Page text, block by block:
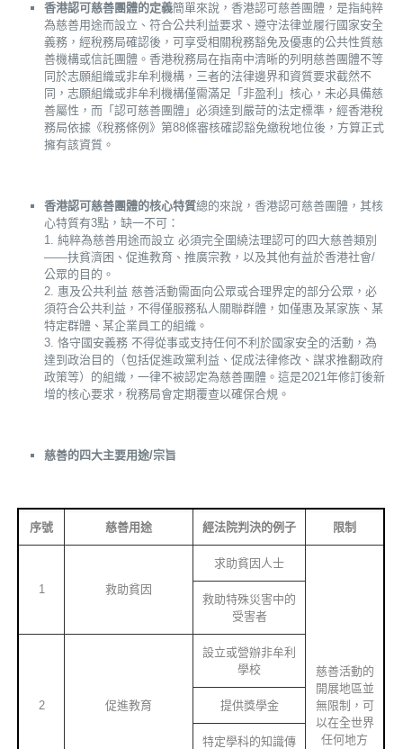
香港認可慈善團體的定義簡單來說，香港認可慈善團體，是指純粹
為慈善用途而設立、符合公共利益要求、遵守法律並履行國家安全
義務，經稅務局確認後，可享受相關稅務豁免及優惠的公共性質慈
善機構或信託團體。香港稅務局在指南中清晰的列明慈善團體不等
同於志願組織或非牟利機構，三者的法律邊界和資質要求截然不
同，志願組織或非牟利機構僅需滿足「非盈利」核心，未必具備慈
善屬性，而「認可慈善團體」必須達到嚴苛的法定標準，經香港稅
務局依據《稅務條例》第88條審核確認豁免繳稅地位後，方算正式
擁有該資質。
香港認可慈善團體的核心特質總的來說，香港認可慈善團體，其核
心特質有3點，缺一不可：
1. 純粹為慈善用途而設立 必須完全圍繞法理認可的四大慈善類別
——扶貧濟困、促進教育、推廣宗教，以及其他有益於香港社會/
公眾的目的。
2. 惠及公共利益 慈善活動需面向公眾或合理界定的部分公眾，必
須符合公共利益，不得僅服務私人關聯群體，如僅惠及某家族、某
特定群體、某企業員工的組織。
3. 恪守國安義務 不得從事或支持任何不利於國家安全的活動，為
達到政治目的（包括促進政黨利益、促成法律修改、謀求推翻政府
政策等）的組織，一律不被認定為慈善團體。這是2021年修訂後新
增的核心要求，稅務局會定期覆查以確保合規。
慈善的四大主要用途/宗旨
序號 慈善用途 經法院判決的例子 限制
1 救助貧因
求助貧因人士
慈善活動的
開展地區並
無限制，可
以在全世界
任何地方
救助特殊災害中的
受害者
2 促進教育
設立或營辦非牟利
學校
提供獎學金
特定學科的知識傳